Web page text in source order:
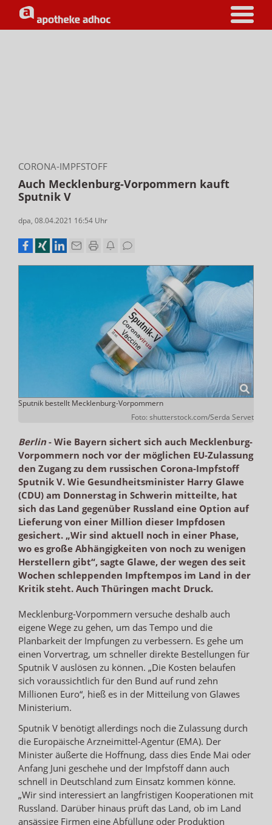
CORONA-IMPFSTOFF
Auch Mecklenburg-Vorpommern kauft
Sputnik V
dpa, 08.04.2021 16:54 Uhr
Sputnik bestellt Mecklenburg-Vorpommern
Foto: shutterstock.com/Serda Servet
Berlin- Wie Bayern sichert sich auch Mecklenburg-
Vorpommern noch vor der möglichen EU-Zulassung
den Zugang zu dem russischen Corona-Impfstoff
Sputnik V. Wie Gesundheitsminister Harry Glawe
(CDU) am Donnerstag in Schwerin mitteilte, hat
sich das Land gegenüber Russland eine Option auf
Lieferung von einer Million dieser Impfdosen
gesichert. „Wir sind aktuell noch in einer Phase,
wo es große Abhängigkeiten von noch zu wenigen
Herstellern gibt“, sagte Glawe, der wegen des seit
Wochen schleppenden Impftempos im Land in der
Kritik steht. Auch Thüringen macht Druck.
Mecklenburg-Vorpommern versuche deshalb auch
eigene Wege zu gehen, um das Tempo und die
Planbarkeit der Impfungen zu verbessern. Es gehe um
einen Vorvertrag, um schneller direkte Bestellungen für
Sputnik V auslösen zu können. „Die Kosten belaufen
sich voraussichtlich für den Bund auf rund zehn
Millionen Euro“, hieß es in der Mitteilung von Glawes
Ministerium.
Sputnik V benötigt allerdings noch die Zulassung durch
die Europäische Arzneimittel-Agentur (EMA). Der
Minister äußerte die Hoffnung, dass dies Ende Mai oder
Anfang Juni geschehe und der Impfstoff dann auch
schnell in Deutschland zum Einsatz kommen könne.
„Wir sind interessiert an langfristigen Kooperationen mit
Russland. Darüber hinaus prüft das Land, ob im Land
ansässige Firmen eine Abfüllung oder Produktion